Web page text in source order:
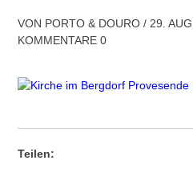
VON PORTO & DOURO / 29.
KOMMENTARE 0
Teilen: